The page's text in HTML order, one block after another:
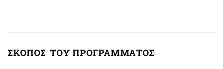
ΣΚΟΠΟΣ ΤΟΥ ΠΡΟΓΡΑΜΜΑΤΟΣ